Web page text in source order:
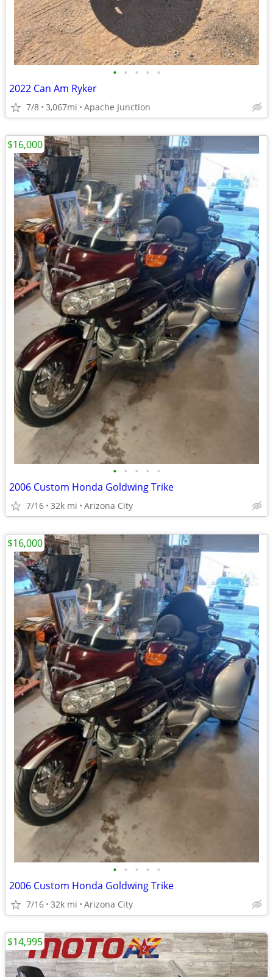
• • • • •
2022 Can Am Ryker
7/8 3,067mi Apache Junction
• • • • •
2006 Custom Honda Goldwing Trike
7/16 32k mi Arizona City
$16,000
• • • • •
2006 Custom Honda Goldwing Trike
7/16 32k mi Arizona City
$16,000
$14,995